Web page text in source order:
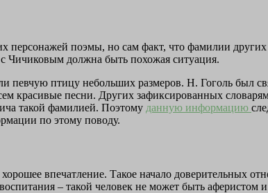
поэмы, но сам факт, что фамилии
Чичиковым должна быть похожая ситуация.
певчую птицу небольших размеров. Н. Гоголь был
красивые песни. Других зафиксированных
такой фамилией. Поэтому данную информацию
по этому поводу.
впечатление. Такое начало доверительных
– такой человек не может быть